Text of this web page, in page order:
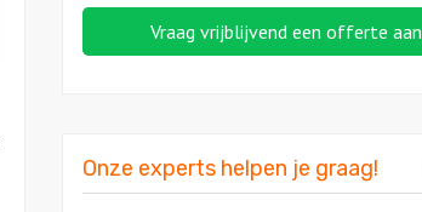
Vraag vrijblijvend een offerte aan
Onze experts helpen je graag!